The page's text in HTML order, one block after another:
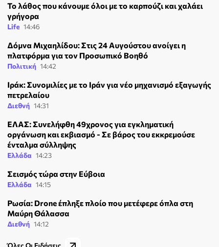
Το λάθος που κάνουμε όλοι με το καρπούζι και χαλάει
γρήγορα
Life 14:46
Δόμνα Μιχαηλίδου: Στις 24 Αυγούστου ανοίγει η
πλατφόρμα για τον Προσωπικό Βοηθό
Πολιτική 14:42
Ιράκ: Συνομιλίες με το Ιράν για νέο μηχανισμό εξαγωγής
πετρελαίου
Διεθνή 14:31
ΕΛΑΣ: Συνελήφθη 49χρονος για εγκληματική
οργάνωση και εκβιασμό - Σε βάρος του εκκρεμούσε
ένταλμα σύλληψης
Ελλάδα 14:23
Σεισμός τώρα στην Εύβοια
Ελλάδα 14:15
Ρωσία: Drone έπληξε πλοίο που μετέφερε όπλα στη
Μαύρη Θάλασσα
Διεθνή 14:12
Όλες Οι Ειδήσεις